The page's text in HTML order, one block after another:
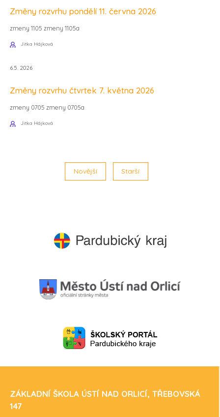
Změny rozvrhu pondělí 11. června 2026
zmeny 1105 zmeny 1105a
Jitka Hájková
6.5. 2026
Změny rozvrhu čtvrtek 7. května 2026
zmeny 0705 zmeny 0705a
Jitka Hájková
Novější Starší
ZÁKLADNÍ ŠKOLA ÚSTÍ NAD ORLICÍ, TŘEBOVSKÁ
147